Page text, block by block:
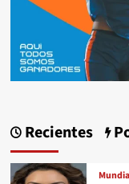
Recientes